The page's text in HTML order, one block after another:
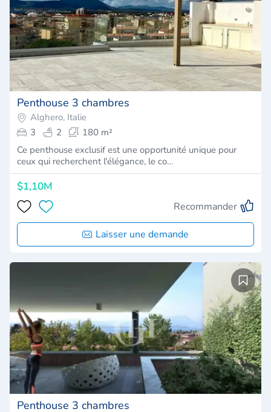
Penthouse 3 chambres
Alghero, Italie
3
2
180 m²
Ce penthouse exclusif est une opportunité unique pour
ceux qui recherchent l'élégance, le co…
$1,10M
Recommander
Laisser une demande
Penthouse 3 chambres